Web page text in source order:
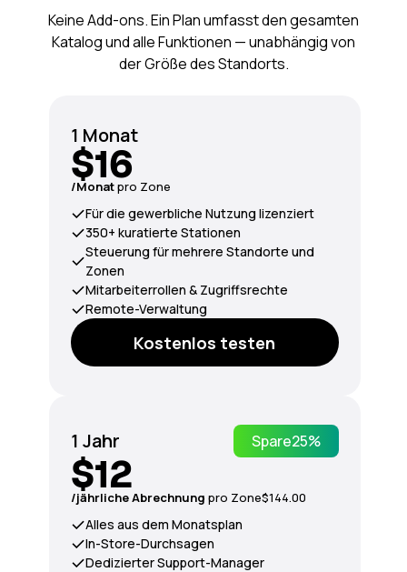
1 Monat
$16
/Monatpro Zone
Für die gewerbliche Nutzung lizenziert
350+ kuratierte Stationen
Steuerung für mehrere Standorte und
Zonen
Mitarbeiterrollen & Zugriffsrechte
Remote-Verwaltung
Kostenlos testen
1 Jahr Spare25%
$12
/jährliche Abrechnung pro Zone$144.00
Alles aus dem Monatsplan
In-Store-Durchsagen
Dedizierter Support-Manager
Keine Add-ons. Ein Plan umfasst den gesamten
Katalog und alle Funktionen — unabhängig von
der Größe des Standorts.